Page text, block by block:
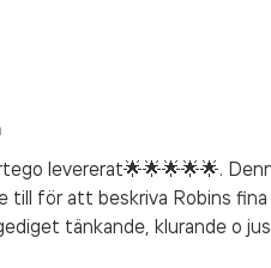
levererat🌟🌟🌟🌟🌟.
till för att beskriva Robins
tänkande, klurande o
Robin o för att vår Brf har en